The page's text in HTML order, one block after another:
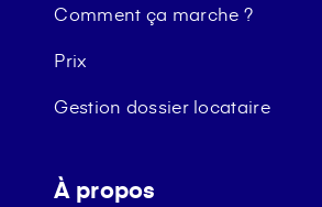
Comment ça marche ?
Prix
Gestion dossier locataire
À propos